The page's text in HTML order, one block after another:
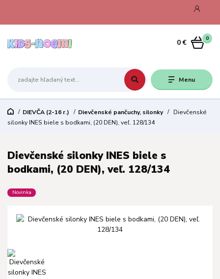
Menu
0
0 €
DIEVČA (2-16 r.) Dievčenské pančuchy, silonky
Dievčenské
silonky INES biele s bodkami, (20 DEN), veľ. 128/134
Dievčenské silonky INES biele s
bodkami, (20 DEN), veľ. 128/134
Novinka